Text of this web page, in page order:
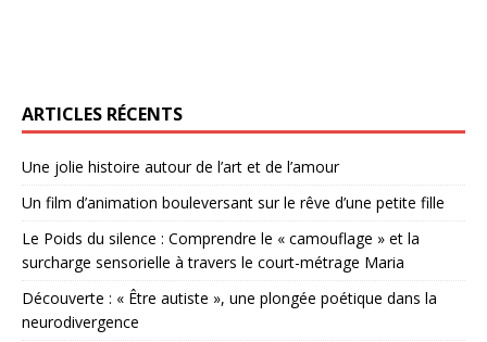
ARTICLES RÉCENTS
Une jolie histoire autour de l’art et de l’amour
Un film d’animation bouleversant sur le rêve d’une petite fille
Le Poids du silence : Comprendre le « camouflage » et la
surcharge sensorielle à travers le court-métrage Maria
Découverte : « Être autiste », une plongée poétique dans la
neurodivergence